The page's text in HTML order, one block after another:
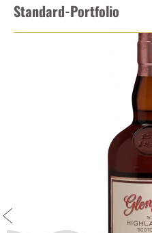
Standard-Portfolio